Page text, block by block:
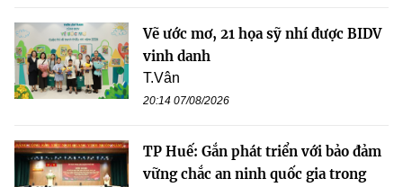
Vẽ ước mơ, 21 họa sỹ nhí được BIDV
vinh danh
T.Vân
20:14 07/08/2026
TP Huế: Gắn phát triển với bảo đảm
vững chắc an ninh quốc gia trong